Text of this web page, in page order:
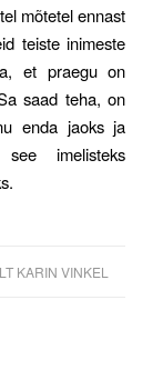
mõtetel ennast
teiste inimeste
et praegu on
saad teha, on
enda jaoks ja
imelisteks
KARIN VINKEL